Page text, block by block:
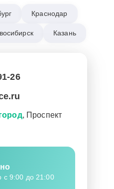
Краснодар
Казань
26
, Проспект
с 9:00 до 21:00